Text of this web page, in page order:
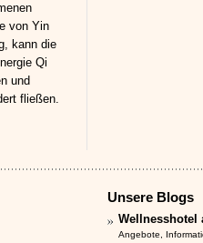
von Yin
kann die
Qi
und
fließen.
Unsere Blogs
Wellnesshotel
Angebote,